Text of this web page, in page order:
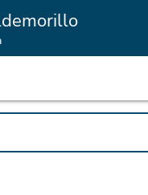
de Valdemorillo